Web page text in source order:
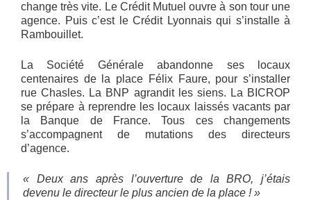
change très vite. Le Crédit Mutuel ouvre à son tour une
agence. Puis c’est le Crédit Lyonnais qui s’installe à
Rambouillet.
La Société Générale abandonne ses locaux
centenaires de la place Félix Faure, pour s’installer
rue Chasles. La BNP agrandit les siens. La BICROP
se prépare à reprendre les locaux laissés vacants par
la Banque de France. Tous ces changements
s’accompagnent de mutations des directeurs
d’agence.
« Deux ans après l’ouverture de la BRO, j’étais
devenu le directeur le plus ancien de la place ! »